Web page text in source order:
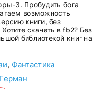
3. Пробудить бога
возможность
книги, без
скачать в fb2? Без
библиотекой книг на
, Фантастика